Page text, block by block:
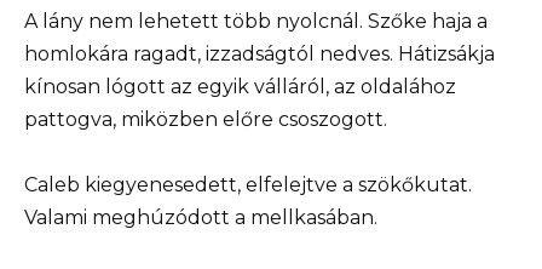
A lány nem lehetett több nyolcnál. Szőke haja a
homlokára ragadt, izzadságtól nedves. Hátizsákja
kínosan lógott az egyik válláról, az oldalához
pattogva, miközben előre csoszogott.
Caleb kiegyenesedett, elfelejtve a szökőkutat.
Valami meghúzódott a mellkasában.